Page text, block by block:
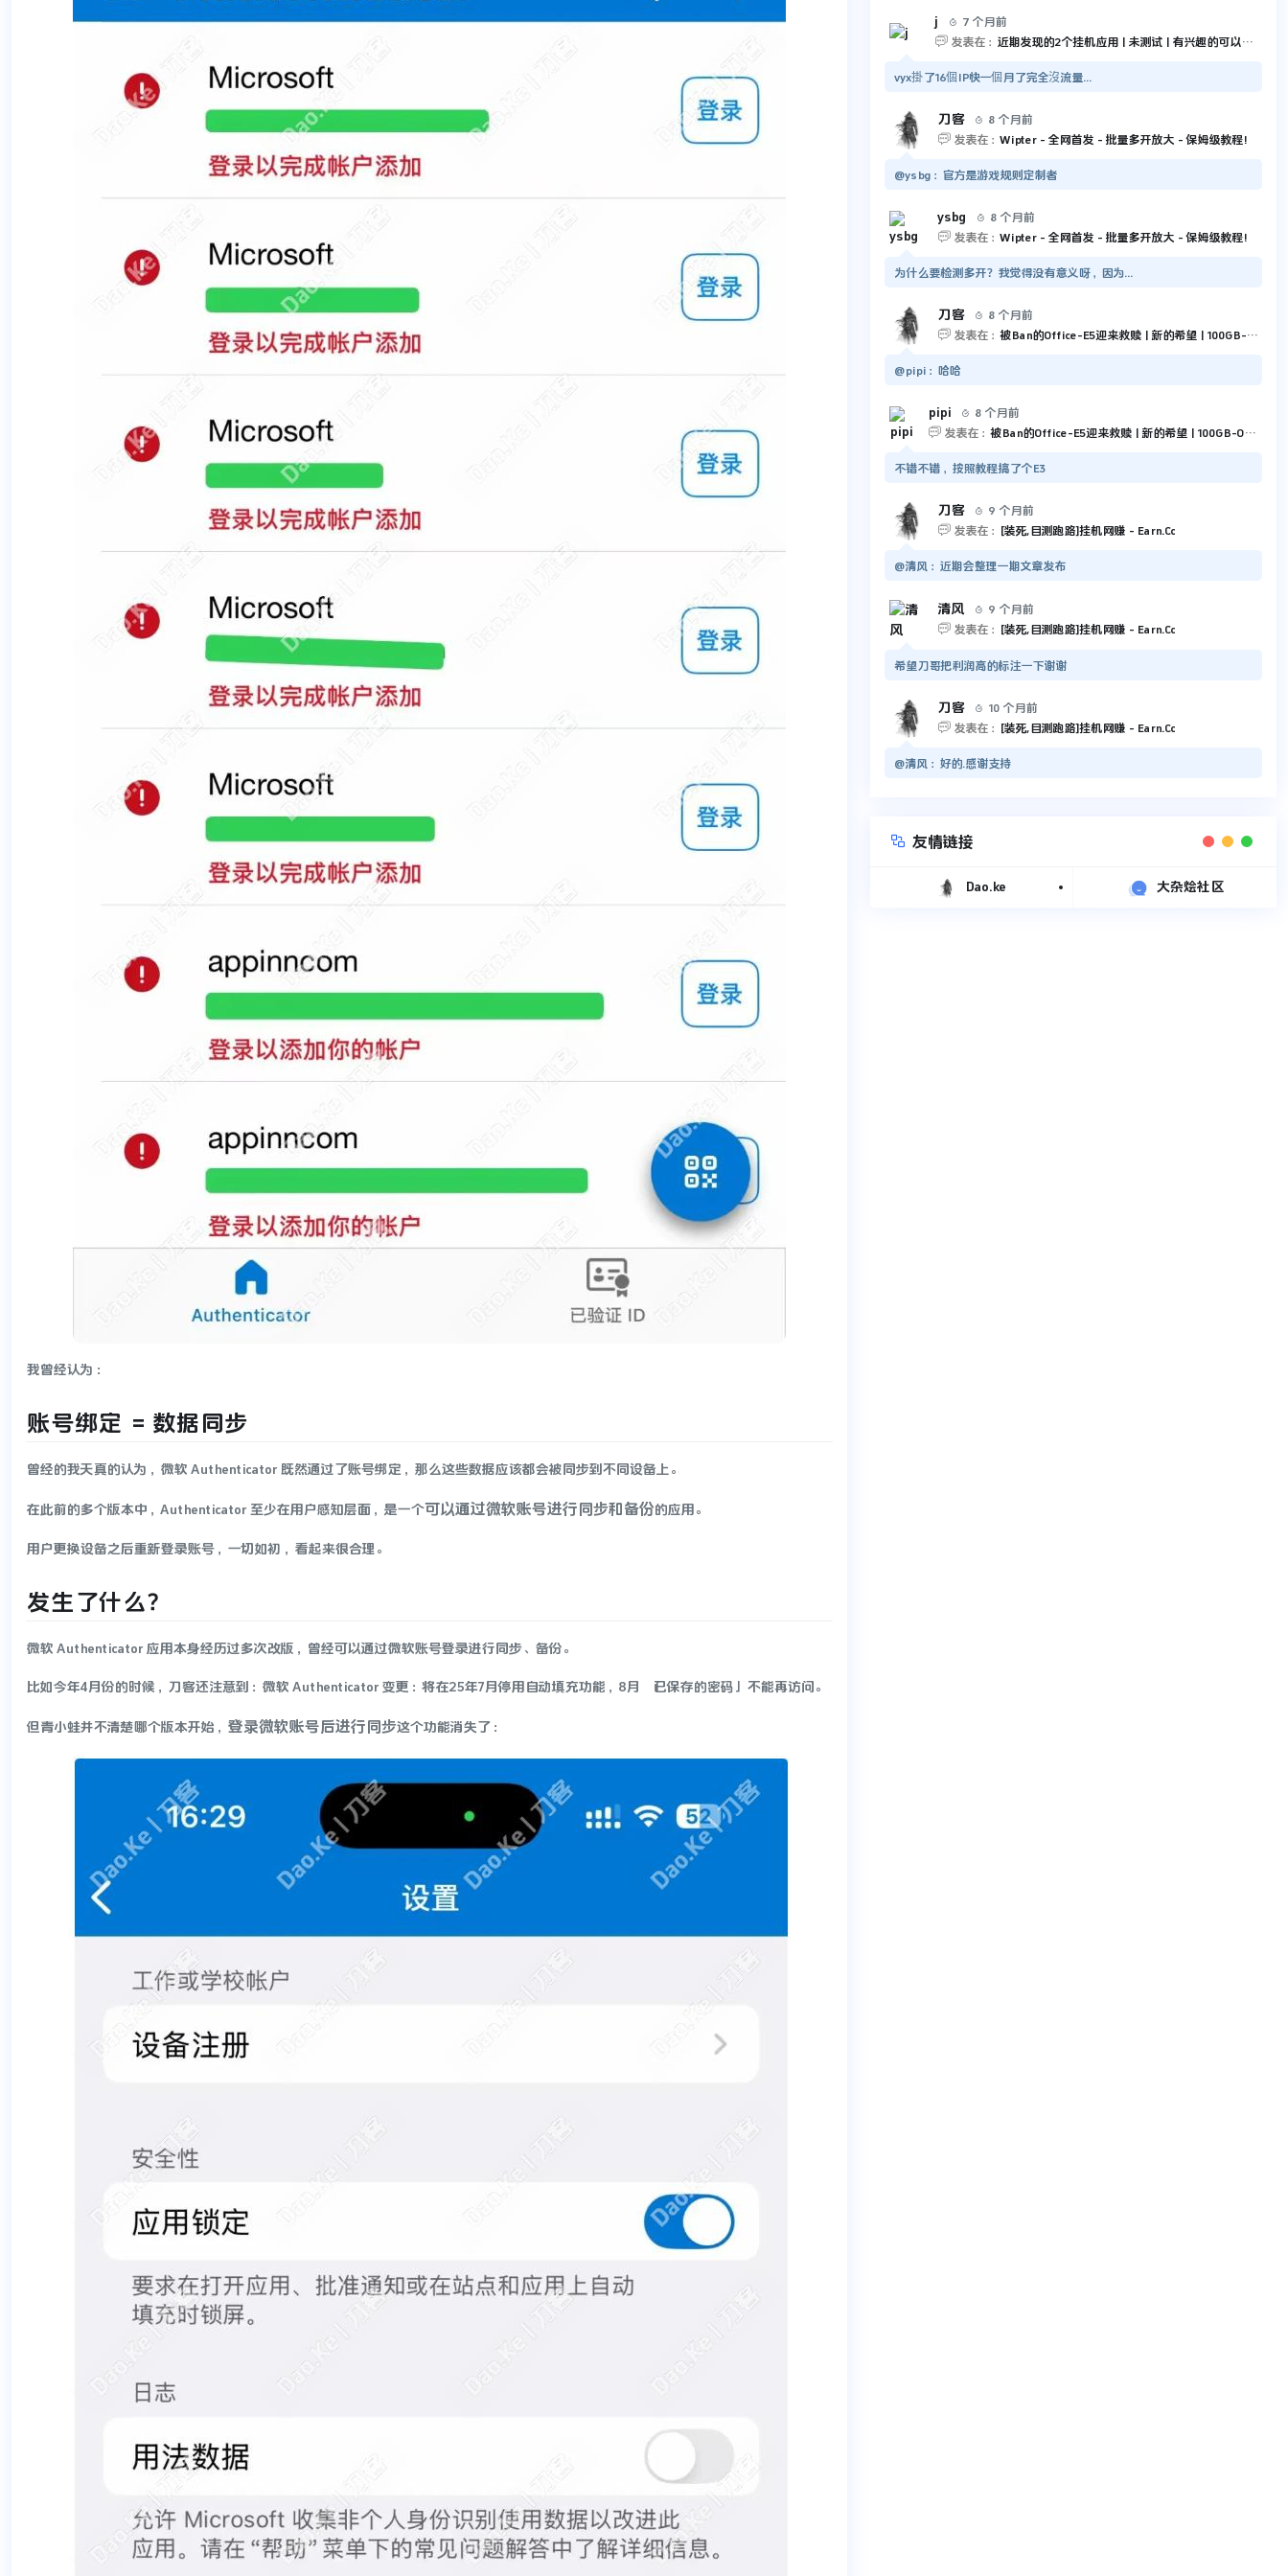
我曾经认为：
账号绑定 = 数据同步
曾经的我天真的认为，微软 Authenticator 既然通过了账号绑定，那么这些数据应该都会被同步到不同设备上。
在此前的多个版本中，Authenticator 至少在用户感知层面，是一个可以通过微软账号进行同步和备份的应用。
用户更换设备之后重新登录账号，一切如初，看起来很合理。
发生了什么？
微软 Authenticator 应用本身经历过多次改版，曾经可以通过微软账号登录进行同步、备份。
比如今年4月份的时候，刀客还注意到：微软 Authenticator 变更：将在25年7月停用自动填充功能，8月「已保存的密码」不能再访问。
但青小蛙并不清楚哪个版本开始， 登录微软账号后进行同步这个功能消失了：
j 
7 个月前
 发表在： 近期发现的2个挂机应用 | 未测试 | 有兴趣的可以尝试一下
vyx掛了16個IP快一個月了完全沒流量...
刀客 
8 个月前
 发表在： Wipter - 全网首发 - 批量多开放大 - 保姆级教程!
@ysbg：官方是游戏规则定制者
ysbg 
8 个月前
 发表在： Wipter - 全网首发 - 批量多开放大 - 保姆级教程!
为什么要检测多开？我觉得没有意义呀，因为...
刀客 
8 个月前
 发表在： 被Ban的Office-E5迎来救赎 | 新的希望 | 100GB-Outlook 和 5TB-OneDrive
@pipi：哈哈
pipi 
8 个月前
 发表在： 被Ban的Office-E5迎来救赎 | 新的希望 | 100GB-Outlook 和 5TB-OneDrive
不错不错，按照教程搞了个E3
刀客 
9 个月前
 发表在： [装死,目测跑路]挂机网赚 - Earn.Cc
@清风：近期会整理一期文章发布
清风 
9 个月前
 发表在： [装死,目测跑路]挂机网赚 - Earn.Cc
希望刀哥把利润高的标注一下谢谢
刀客 
10 个月前
 发表在： [装死,目测跑路]挂机网赚 - Earn.Cc
@清风：好的.感谢支持
 友情链接
Dao.ke 大杂烩社区